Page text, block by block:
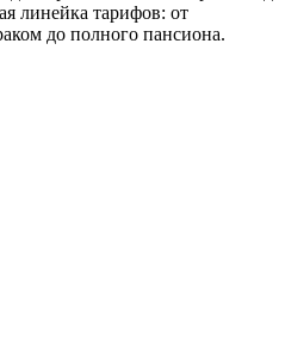
линейка тарифов: от
до полного пансиона.